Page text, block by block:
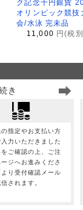
ク記念千円銀貨
オリンピック競技
会/水泳 完未品
11,000 円(税
き
の指定やお支払い方
力いただきました
をご確認の上、ご注
ジへお進みくださ
り受付確認メール
されます。